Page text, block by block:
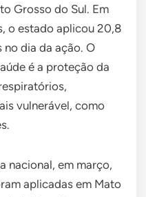
Grosso do Sul. Em
o estado aplicou 20,8
no dia da ação. O
é a proteção da
vulnerável, como
nacional, em março,
aplicadas em Mato